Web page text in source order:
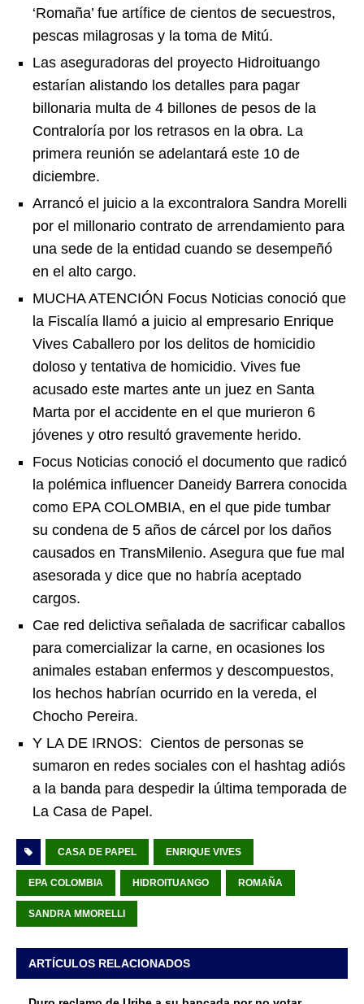
‘Romaña’ fue artífice de cientos de secuestros,
pescas milagrosas y la toma de Mitú.
Las aseguradoras del proyecto Hidroituango
estarían alistando los detalles para pagar
billonaria multa de 4 billones de pesos de la
Contraloría por los retrasos en la obra. La
primera reunión se adelantará este 10 de
diciembre.
Arrancó el juicio a la excontralora Sandra Morelli
por el millonario contrato de arrendamiento para
una sede de la entidad cuando se desempeñó
en el alto cargo.
MUCHA ATENCIÓN Focus Noticias conoció que
la Fiscalía llamó a juicio al empresario Enrique
Vives Caballero por los delitos de homicidio
doloso y tentativa de homicidio. Vives fue
acusado este martes ante un juez en Santa
Marta por el accidente en el que murieron 6
jóvenes y otro resultó gravemente herido.
Focus Noticias conoció el documento que radicó
la polémica influencer Daneidy Barrera conocida
como EPA COLOMBIA, en el que pide tumbar
su condena de 5 años de cárcel por los daños
causados en TransMilenio. Asegura que fue mal
asesorada y dice que no habría aceptado
cargos.
Cae red delictiva señalada de sacrificar caballos
para comercializar la carne, en ocasiones los
animales estaban enfermos y descompuestos,
los hechos habrían ocurrido en la vereda, el
Chocho Pereira.
Y LA DE IRNOS: Cientos de personas se
sumaron en redes sociales con el hashtag adiós
a la banda para despedir la última temporada de
La Casa de Papel.
CASA DE PAPEL ENRIQUE VIVES
EPA COLOMBIA HIDROITUANGO ROMAÑA
SANDRA MMORELLI
ARTÍCULOS RELACIONADOS